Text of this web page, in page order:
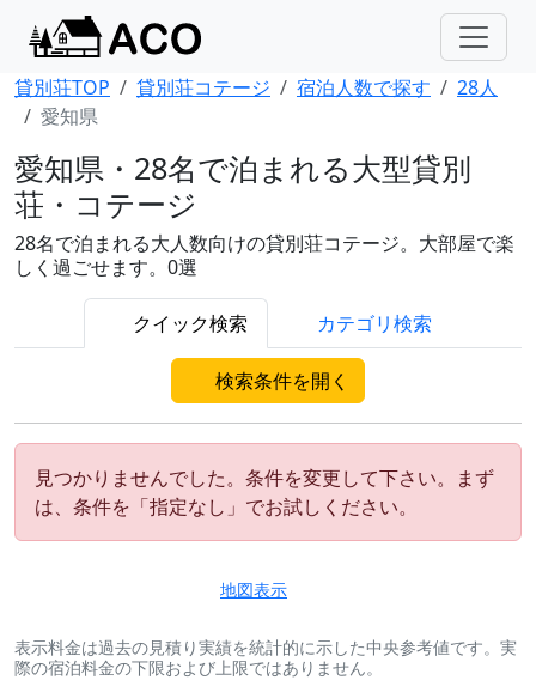
貸別荘TOP 貸別荘コテージ 宿泊人数で探す
28人
愛知県
愛知県・28名で泊まれる大型貸別
荘・コテージ
28名で泊まれる大人数向けの貸別荘コテージ。大部屋で楽
しく過ごせます。0選
クイック検索 カテゴリ検索
検索条件を開く
見つかりませんでした。条件を変更して下さい。まず
は、条件を「指定なし」でお試しください。
地図表示
表示料金は過去の見積り実績を統計的に示した中央参考値です。実
際の宿泊料金の下限および上限ではありません。